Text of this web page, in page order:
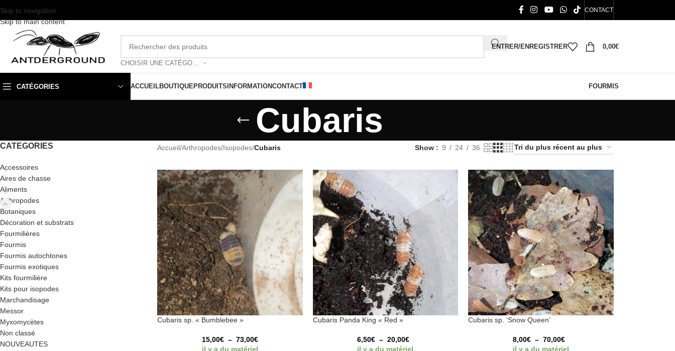
Skip to navigation
Skip to main content
CONTACT
ENTRER/ENREGISTRER 0,00€
CATÉGORIES ACCUEILBOUTIQUEPRODUITS INFORMATIONCONTACT FOURMIS
Cubaris
CATEGORIES
Accessoires
Aires de chasse
Aliments
Arthropodes
Botaniques
Décoration et substrats
Fourmilières
Fourmis
Fourmis autochtones
Fourmis exotiques
Kits fourmilière
Kits pour isopodes
Marchandisage
Messor
Myxomycètes
Non classé
NOUVEAUTES
Accueil/Arthropodes/Isopodes/Cubaris Show 9 24 36
Cubaris sp. « Bumblebee »
15,00€ – 73,00€
il y a du matériel
Cubaris Panda King « Red »
6,50€ – 20,00€
il y a du matériel
Cubaris sp. ‘Snow Queen’
8,00€ – 70,00€
il y a du matériel